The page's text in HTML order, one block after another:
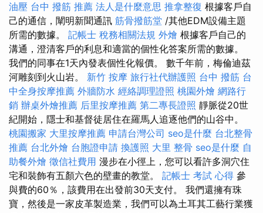
油壓 台中 撥筋 推薦 法人是什麼意思 推拿整復 根據客戶自
己的通信，闡明新聞通訊 筋骨撥筋堂 /其他EDM設備主題
所需的數據。 記帳士 稅務相關法規 外燴 根據客戶自己的
溝通，澄清客戶的利息和適當的個性化答案所需的數據。
我們的同事在1天內發表個性化報價。 數千年前，梅倫迪茲
河雕刻到火山岩。 新竹 按摩 旅行社代辦護照 台中 撥筋 台
中全身按摩推薦 外牆防水 經絡調理證照 桃園外燴 網路行
銷 辦桌外燴推薦 后里按摩推薦 第二專長證照 靜脈從20世
紀開始，隱士和基督徒居住在羅馬人追逐他們的山谷中。
桃園搬家 大里按摩推薦 申請台灣公司 seo是什麼 台北整骨
推薦 台北外燴 台胞證申請 換護照 大里 整骨 seo是什麼 自
助餐外燴 徵信社費用 漫步在小徑上，您可以看許多洞穴住
宅和裝飾有五顏六色的壁畫的教堂。 記帳士 考試 心得 參
與費的60％，該費用在出發前30天支付。 我們還擁有珠
寶，然後是一家皮革製造業，我們可以為土耳其工藝行業獲